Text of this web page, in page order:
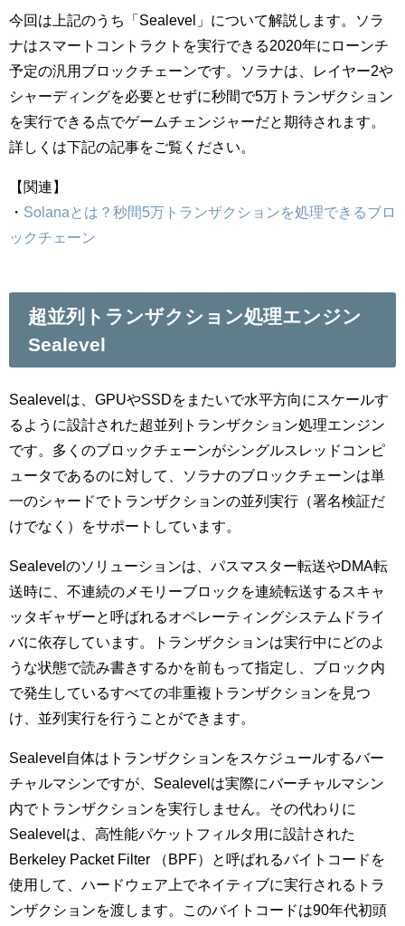
今回は上記のうち「Sealevel」について解説します。ソラ
ナはスマートコントラクトを実行できる2020年にローンチ
予定の汎用ブロックチェーンです。ソラナは、レイヤー2や
シャーディングを必要とせずに秒間で5万トランザクション
を実行できる点でゲームチェンジャーだと期待されます。
詳しくは下記の記事をご覧ください。
【関連】
・ Solanaとは？秒間5万トランザクションを処理できるブロ
ックチェーン
超並列トランザクション処理エンジン
Sealevel
Sealevelは、GPUやSSDをまたいで水平方向にスケールす
るように設計された超並列トランザクション処理エンジン
です。多くのブロックチェーンがシングルスレッドコンピ
ュータであるのに対して、ソラナのブロックチェーンは単
一のシャードでトランザクションの並列実行（署名検証だ
けでなく）をサポートしています。
Sealevelのソリューションは、パスマスター転送やDMA転
送時に、不連続のメモリーブロックを連続転送するスキャ
ッタギャザーと呼ばれるオペレーティングシステムドライ
バに依存しています。トランザクションは実行中にどのよ
うな状態で読み書きするかを前もって指定し、ブロック内
で発生しているすべての非重複トランザクションを見つ
け、並列実行を行うことができます。
Sealevel自体はトランザクションをスケジュールするバー
チャルマシンですが、Sealevelは実際にバーチャルマシン
内でトランザクションを実行しません。その代わりに
Sealevelは、高性能パケットフィルタ用に設計された
Berkeley Packet Filter （BPF）と呼ばれるバイトコードを
使用して、ハードウェア上でネイティブに実行されるトラ
ンザクションを渡します。このバイトコードは90年代初頭